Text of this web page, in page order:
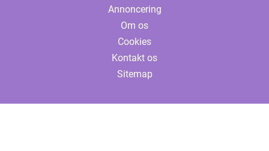
Annoncering
Om os
Cookies
Kontakt os
Sitemap